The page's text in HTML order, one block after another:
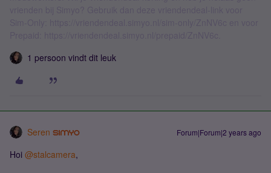
1 persoon vindt dit leuk
Seren Forum|Forum|2 years ago
Hoi @stalcamera,